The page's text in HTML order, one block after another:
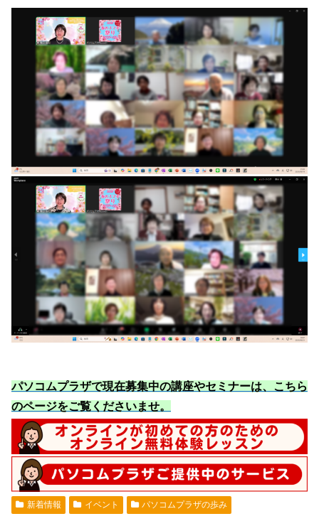
パソコムプラザで現在募集中の講座やセミナーは、こちら
のページをご覧くださいませ。
新着情報 イベント パソコムプラザの歩み